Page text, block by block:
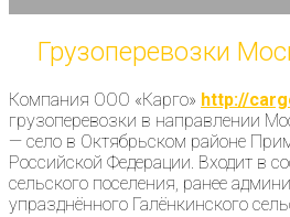
Грузоперевозки
Компания ООО «Карго» http://
грузоперевозки в направлении
— село в Октябрьском районе
Российской Федерации. Входит в
сельского поселения, ранее
упразднённого Галёнкинского